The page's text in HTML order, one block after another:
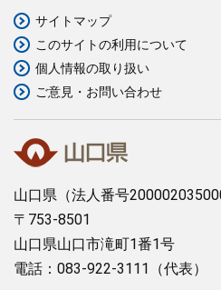
山口県 （法人番号
〒753-8501
山口県山口市滝町1番1号
電話：083-922-3111（代表）
サイトマップ
このサイトの利用について
個人情報の取り扱い
ご意見・お問い合わせ